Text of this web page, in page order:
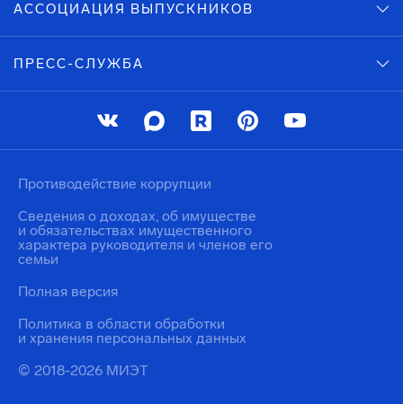
АССОЦИАЦИЯ ВЫПУСКНИКОВ
ПРЕСС-СЛУЖБА
© 2018-2026 МИЭТ
Политика в области обработки
и хранения персональных данных
Противодействие коррупции
Сведения о доходах, об имуществе
и обязательствах имущественного
характера руководителя и членов его
семьи
Полная версия